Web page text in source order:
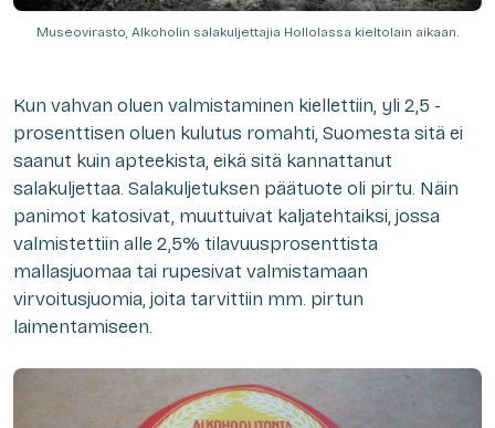
Museovirasto, Alkoholin salakuljettajia Hollolassa kieltolain aikaan.
Kun vahvan oluen valmistaminen kiellettiin, yli 2,5 -
prosenttisen oluen kulutus romahti, Suomesta sitä ei
saanut kuin apteekista, eikä sitä kannattanut
salakuljettaa. Salakuljetuksen päätuote oli pirtu. Näin
panimot katosivat, muuttuivat kaljatehtaiksi, jossa
valmistettiin alle 2,5% tilavuusprosenttista
mallasjuomaa tai rupesivat valmistamaan
virvoitusjuomia, joita tarvittiin mm. pirtun
laimentamiseen.